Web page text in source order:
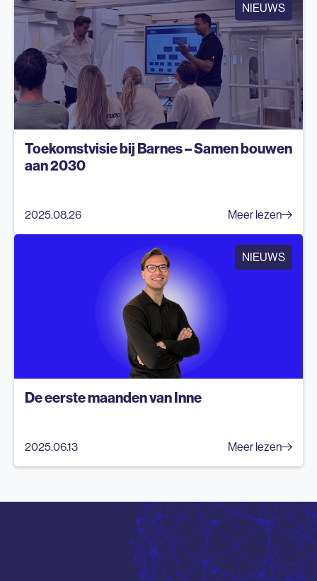
NIEUWS
Toekomstvisie bij Barnes – Samen bouwen
aan 2030
2025.08.26 Meer lezen
NIEUWS
De eerste maanden van Inne
2025.06.13 Meer lezen